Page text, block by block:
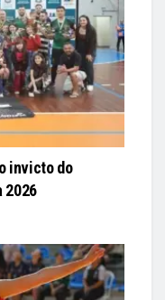
invicto do
2026